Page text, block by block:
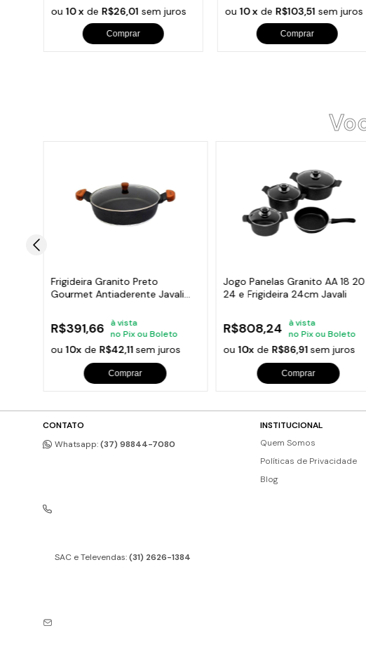
ou10 x de R$26,01 sem juros
Comprar
ou10 x de R$103,51 sem juros
Comprar
Frigideira Granito Preto
Gourmet Antiaderente Javali
R$391,66
à vista
no Pix ou Boleto
ou10x de R$42,11sem juros
Comprar
Jogo Panelas Granito AA 18 20
24 e Frigideira 24cm Javali
R$808,24
à vista
no Pix ou Boleto
ou10x de R$86,91sem juros
Comprar
CONTATO
Whatsapp:(37) 98844-7080
SAC e Televendas:(31) 2626-1384
INSTITUCIONAL
Quem Somos
Políticas de Privacidade
Blog